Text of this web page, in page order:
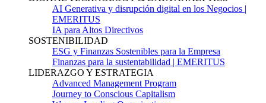
AI Generativa y disrupción digital en los Negocios |
EMERITUS
IA para Altos Directivos
SOSTENIBILIDAD
ESG y Finanzas Sostenibles para la Empresa
Finanzas para la sustentabilidad | EMERITUS
LIDERAZGO Y ESTRATEGIA
Advanced Management Program
Journey to Conscious Capitalism